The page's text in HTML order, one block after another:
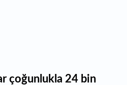
çoğunlukla 24 bin